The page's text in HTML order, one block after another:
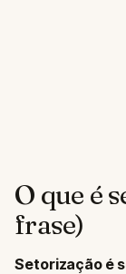
O que é
frase)
Setorização é